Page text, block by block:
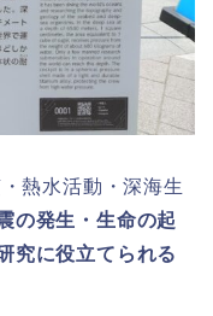
熱水活動・深海生
の発生・生命の起
究に役立てられる